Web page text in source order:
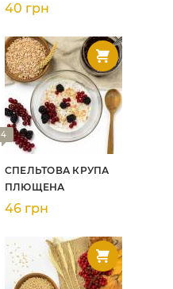
40 грн
4
СПЕЛЬТОВА КРУПА
ПЛЮЩЕНА
46 грн